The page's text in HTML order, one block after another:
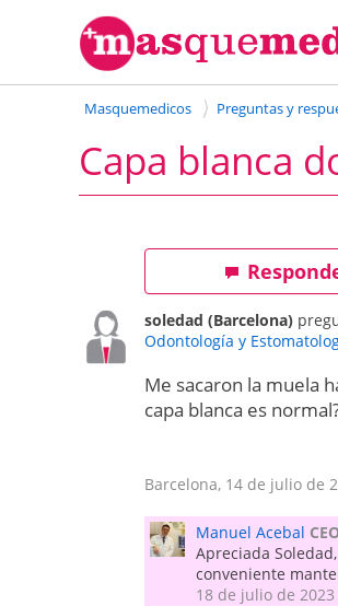
Masquemedicos Preguntas y
Capa blanca
soledad (Barcelona)
Odontología y
Me sacaron la muela
capa blanca es
Barcelona, 14 de julio de
Manuel Acebal
Apreciada
conveniente
18 de julio de 2023